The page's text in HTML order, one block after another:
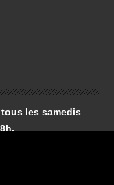
les samedis